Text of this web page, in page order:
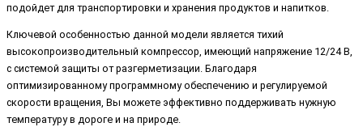
подойдет для транспортировки и хранения продуктов и напитков.
Ключевой особенностью данной модели является тихий
высокопроизводительный компрессор, имеющий напряжение 12/24 B,
с системой защиты от разгерметизации. Благодаря
оптимизированному программному обеспечению и регулируемой
скорости вращения, Вы можете эффективно поддерживать нужную
температуру в дороге и на природе.